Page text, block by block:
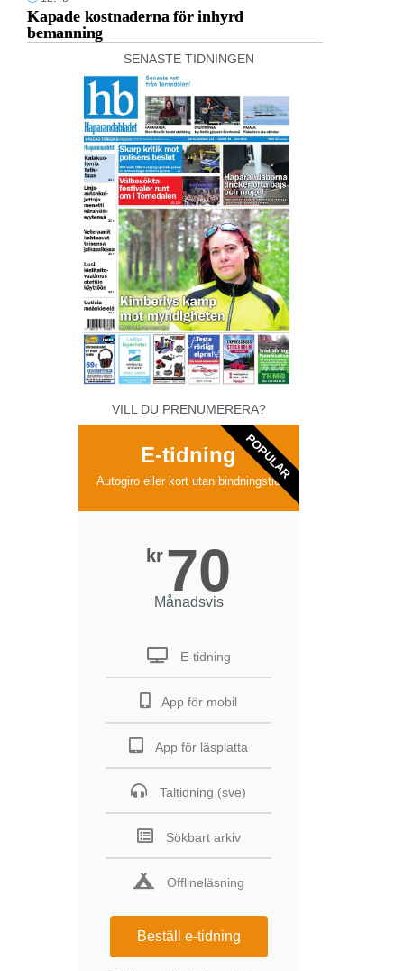
Kapade kostnaderna för inhyrd
bemanning
SENASTE TIDNINGEN
VILL DU PRENUMERERA?
E-tidning
Autogiro eller kort utan bindningstid
kr 70
Månadsvis
E-tidning
App för mobil
App för läsplatta
Taltidning (sve)
Sökbart arkiv
Offlineläsning
Beställ e-tidning
POPULAR